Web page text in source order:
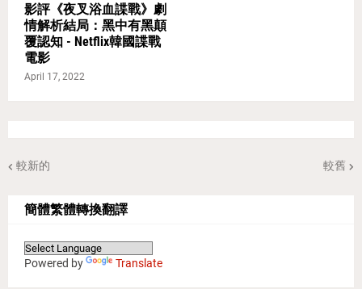
影評《夜叉浴血諜戰》劇
情解析結局：黑中有黑顛
覆認知 - Netflix韓國諜戰
電影
April 17, 2022
較新的 較舊
簡體繁體轉換翻譯
Powered by Translate